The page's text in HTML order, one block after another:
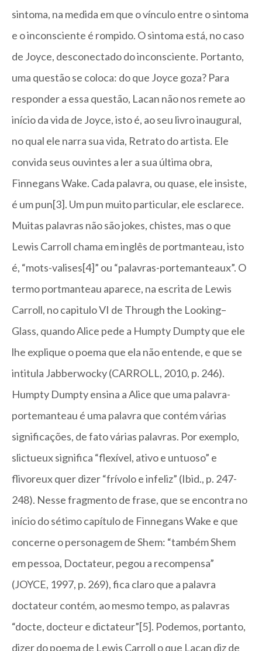
sintoma, na medida em que o vínculo entre o sintoma
e o inconsciente é rompido. O sintoma está, no caso
de Joyce, desconectado do inconsciente. Portanto,
uma questão se coloca: do que Joyce goza? Para
responder a essa questão, Lacan não nos remete ao
início da vida de Joyce, isto é, ao seu livro inaugural,
no qual ele narra sua vida, Retrato do artista. Ele
convida seus ouvintes a ler a sua última obra,
Finnegans Wake. Cada palavra, ou quase, ele insiste,
é um pun[3]. Um pun muito particular, ele esclarece.
Muitas palavras não são jokes, chistes, mas o que
Lewis Carroll chama em inglês de portmanteau, isto
é, “mots-valises[4]” ou “palavras-portemanteaux”. O
termo portmanteau aparece, na escrita de Lewis
Carroll, no capitulo VI de Through the Looking–
Glass, quando Alice pede a Humpty Dumpty que ele
lhe explique o poema que ela não entende, e que se
intitula Jabberwocky (CARROLL, 2010, p. 246).
Humpty Dumpty ensina a Alice que uma palavra-
portemanteau é uma palavra que contém várias
significações, de fato várias palavras. Por exemplo,
slictueux significa “flexível, ativo e untuoso” e
flivoreux quer dizer “frívolo e infeliz” (Ibid., p. 247-
248). Nesse fragmento de frase, que se encontra no
início do sétimo capítulo de Finnegans Wake e que
concerne o personagem de Shem: “também Shem
em pessoa, Doctateur, pegou a recompensa”
(JOYCE, 1997, p. 269), fica claro que a palavra
doctateur contém, ao mesmo tempo, as palavras
“docte, docteur e dictateur”[5]. Podemos, portanto,
dizer do poema de Lewis Carroll o que Lacan diz de